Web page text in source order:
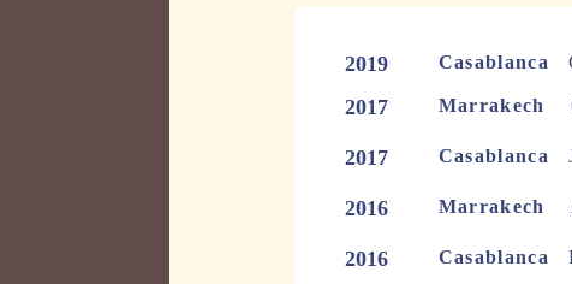
2019 Casablanca
2017 Marrakech
2017 Casablanca
2016 Marrakech
2016 Casablanca